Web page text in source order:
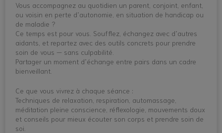
Vous accompagnez au quotidien un parent, conjoint, enfant,
ou voisin en perte d’autonomie, en situation de handicap ou
de maladie ?
Ce temps est pour vous. Soufflez, échangez avec d’autres
aidants, et repartez avec des outils concrets pour prendre
soin de vous — sans culpabilité.
Partager un moment d’échange entre pairs dans un cadre
bienveillant.
Ce que vous vivrez à chaque séance :
Techniques de relaxation, respiration, automassage,
méditation pleine conscience, réflexologie, mouvements doux
et conseils pour mieux écouter son corps et prendre soin de
soi.